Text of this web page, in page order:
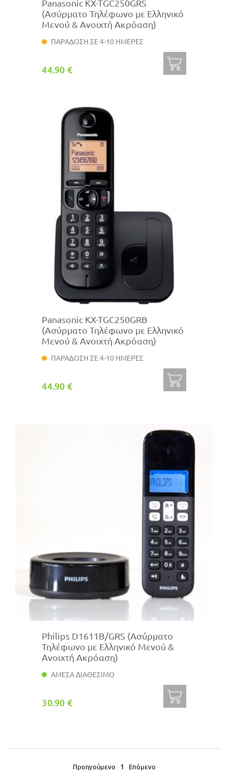
Panasonic KX-TGC250GRS
(Ασύρματο Τηλέφωνο με Ελληνικό
Μενού & Ανοιχτή Ακρόαση)
ΠΑΡΑΔΟΣΗ ΣΕ 4-10 ΗΜΕΡΕΣ
44.90 €
Panasonic KX-TGC250GRB
(Ασύρματο Τηλέφωνο με Ελληνικό
Μενού & Ανοιχτή Ακρόαση)
ΠΑΡΑΔΟΣΗ ΣΕ 4-10 ΗΜΕΡΕΣ
44.90 €
Philips D1611B/GRS (Ασύρματο
Τηλέφωνο με Ελληνικό Μενού &
Ανοιχτή Ακρόαση)
ΑΜΕΣΑ ΔΙΑΘΕΣΙΜΟ
30.90 €
Προηγούμενο 1 Επόμενο